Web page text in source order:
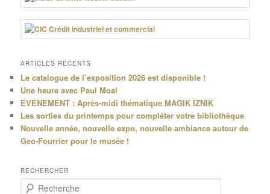
ARTICLES RÉCENTS
Le catalogue de l’exposition 2026 est disponible !
Une heure avec Paul Moal
EVENEMENT : Après-midi thématique MAGIK IZNIK
Les sorties du printemps pour compléter votre bibliothèque
Nouvelle année, nouvelle expo, nouvelle ambiance autour de
Geo-Fourrier pour le musée !
RECHERCHER